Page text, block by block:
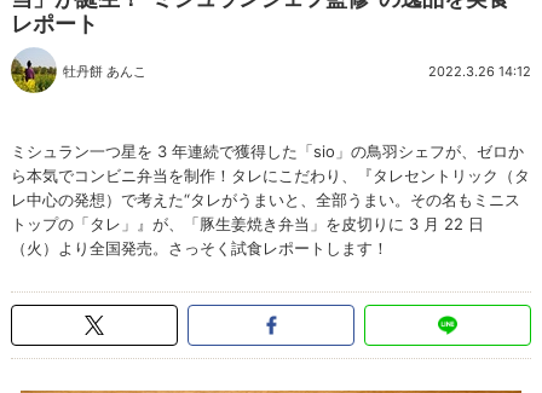
レポート
牡丹餅 あんこ 2022.3.26 14:12
ミシュラン一つ星を 3 年連続で獲得した「sio」の鳥羽シェフが、ゼロか
ら本気でコンビニ弁当を制作！タレにこだわり、『タレセントリック（タ
レ中心の発想）で考えた“タレがうまいと、全部うまい。その名もミニス
トップの「タレ」』が、「豚生姜焼き弁当」を皮切りに 3 月 22 日
（火）より全国発売。さっそく試食レポートします！